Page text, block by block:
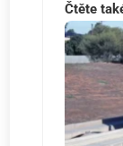
Čtěte